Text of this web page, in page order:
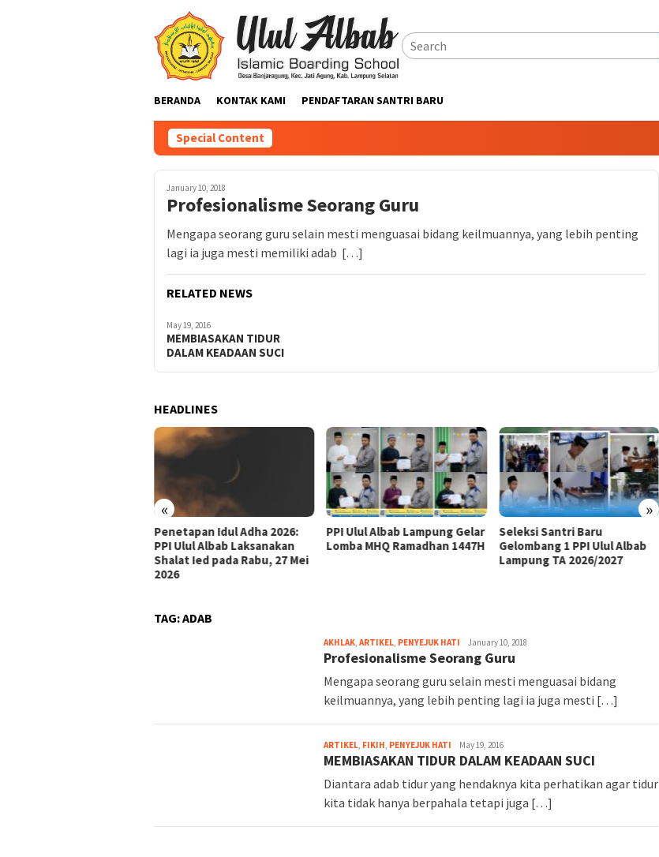
BERANDA KONTAK KAMI PENDAFTARAN SANTRI BARU
Special Content
January 10, 2018
Profesionalisme Seorang Guru
Mengapa seorang guru selain mesti menguasai bidang keilmuannya, yang lebih penting
lagi ia juga mesti memiliki adab […]
RELATED NEWS
May 19, 2016
MEMBIASAKAN TIDUR
DALAM KEADAAN SUCI
HEADLINES
« »
Penetapan Idul Adha 2026:
PPI Ulul Albab Laksanakan
Shalat Ied pada Rabu, 27 Mei
2026
PPI Ulul Albab Lampung Gelar
Lomba MHQ Ramadhan 1447H
Seleksi Santri Baru
Gelombang 1 PPI Ulul Albab
Lampung TA 2026/2027
TAG:ADAB
AKHLAK, ARTIKEL, PENYEJUK HATI January 10, 2018
Profesionalisme Seorang Guru
Mengapa seorang guru selain mesti menguasai bidang
keilmuannya, yang lebih penting lagi ia juga mesti […]
ARTIKEL, FIKIH, PENYEJUK HATI May 19, 2016
MEMBIASAKAN TIDUR DALAM KEADAAN SUCI
Diantara adab tidur yang hendaknya kita perhatikan agar tidur
kita tidak hanya berpahala tetapi juga […]